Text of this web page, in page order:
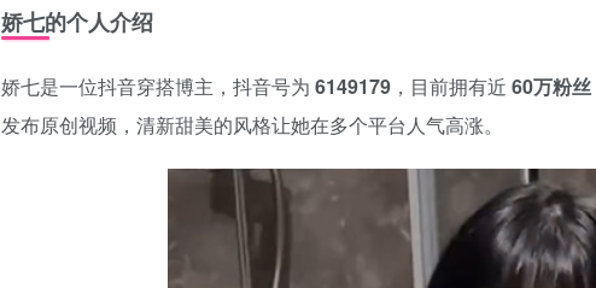
娇七的个人介绍
娇七是一位抖音穿搭博主，抖音号为 6149179 ，目前拥有近 60万粉丝
发布原创视频，清新甜美的风格让她在多个平台人气高涨。